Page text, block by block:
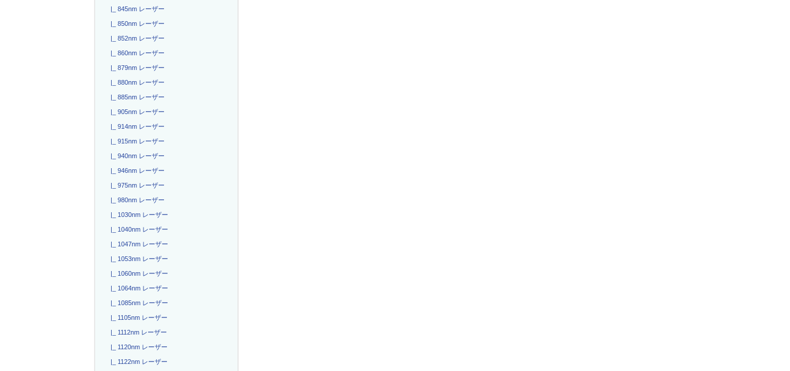
|_ 845nm レーザー
|_ 850nm レーザー
|_ 852nm レーザー
|_ 860nm レーザー
|_ 879nm レーザー
|_ 880nm レーザー
|_ 885nm レーザー
|_ 905nm レーザー
|_ 914nm レーザー
|_ 915nm レーザー
|_ 940nm レーザー
|_ 946nm レーザー
|_ 975nm レーザー
|_ 980nm レーザー
|_ 1030nm レーザー
|_ 1040nm レーザー
|_ 1047nm レーザー
|_ 1053nm レーザー
|_ 1060nm レーザー
|_ 1064nm レーザー
|_ 1085nm レーザー
|_ 1105nm レーザー
|_ 1112nm レーザー
|_ 1120nm レーザー
|_ 1122nm レーザー